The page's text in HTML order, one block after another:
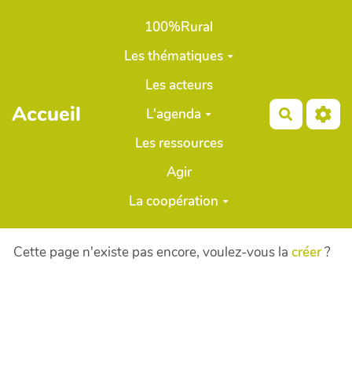
Aller au contenu principal
Accueil
100%Rural
Les thématiques
Les acteurs
L'agenda
Les ressources
Agir
La coopération
Cette page n'existe pas encore, voulez-vous la créer?